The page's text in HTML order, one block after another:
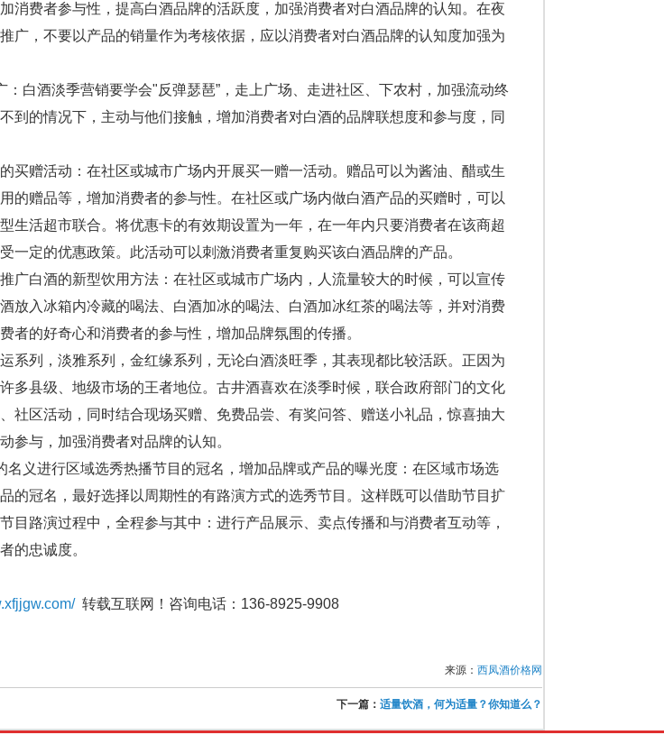
消费者参与性，提高白酒品牌的活跃度，加强消费者对白酒品牌的认知。在夜
广，不要以产品的销量作为考核依据，应以消费者对白酒品牌的认知度加强为
酒淡季营销要学会"反弹瑟琶”，走上广场、走进社区、下农村，加强流动终
到的情况下，主动与他们接触，增加消费者对白酒的品牌联想度和参与度，同
赠活动：在社区或城市广场内开展买一赠一活动。赠品可以为酱油、醋或生
的赠品等，增加消费者的参与性。在社区或广场内做白酒产品的买赠时，可以
生活超市联合。将优惠卡的有效期设置为一年，在一年内只要消费者在该商超
一定的优惠政策。此活动可以刺激消费者重复购买该白酒品牌的产品。
白酒的新型饮用方法：在社区或城市广场内，人流量较大的时候，可以宣传
放入冰箱内冷藏的喝法、白酒加冰的喝法、白酒加冰红茶的喝法等，并对消费
者的好奇心和消费者的参与性，增加品牌氛围的传播。
列，淡雅系列，金红缘系列，无论白酒淡旺季，其表现都比较活跃。正因为
多县级、地级市场的王者地位。古井酒喜欢在淡季时候，联合政府部门的文化
社区活动，同时结合现场买赠、免费品尝、有奖问答、赠送小礼品，惊喜抽大
参与，加强消费者对品牌的认知。
义进行区域选秀热播节目的冠名，增加品牌或产品的曝光度：在区域市场选
的冠名，最好选择以周期性的有路演方式的选秀节目。这样既可以借助节目扩
目路演过程中，全程参与其中：进行产品展示、卖点传播和与消费者互动等，
的忠诚度。
转载互联网！咨询电话：136-8925-9908
来源： 西凤酒价格网
下一篇： 适量饮酒，何为适量？你知道么？